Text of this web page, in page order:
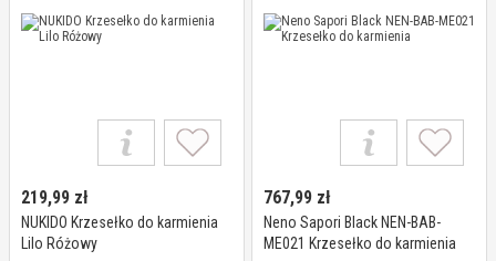
219,99 zł
NUKIDO Krzesełko do karmienia
Lilo Różowy
767,99 zł
Neno Sapori Black NEN-BAB-
ME021 Krzesełko do karmienia